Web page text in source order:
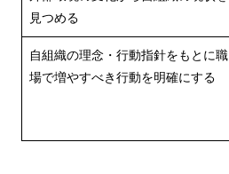
見つめる
自組織の理念・行動指針をもとに職
場で増やすべき行動を明確にする